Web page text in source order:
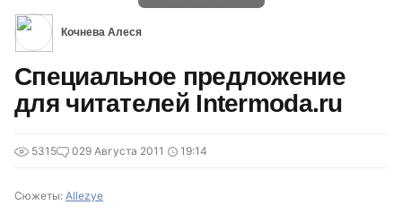
Кочнева Алеся
Специальное предложение
для читателей Intermoda.ru
5315 029 Августа 2011 19:14
Сюжеты: Allezye